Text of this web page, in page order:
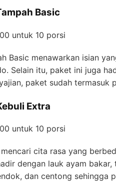
Basic
untuk 10 porsi
Basic menawarkan isian
Selain itu, paket ini juga
paket sudah
Extra
untuk 10 porsi
cita rasa yang
dengan lauk ayam
dan centong sehingga